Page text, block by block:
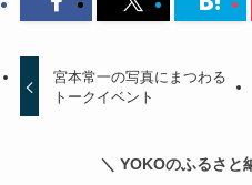
宮本常一の写真にまつわる
トークイベント
＼ YOKOのふるさと